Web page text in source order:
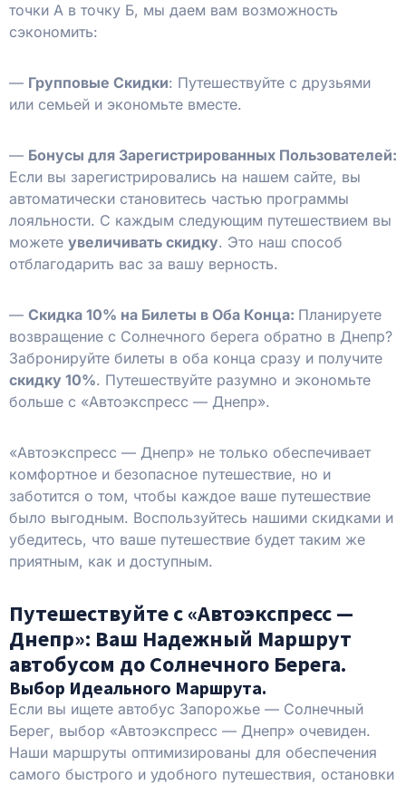
точки А в точку Б, мы даем вам возможность
сэкономить:
— Групповые Скидки: Путешествуйте с друзьями
или семьей и экономьте вместе.
— Бонусы для Зарегистрированных Пользователей:
Если вы зарегистрировались на нашем сайте, вы
автоматически становитесь частью программы
лояльности. С каждым следующим путешествием вы
можете увеличивать скидку. Это наш способ
отблагодарить вас за вашу верность.
— Скидка 10% на Билеты в Оба Конца: Планируете
возвращение с Солнечного берега обратно в Днепр?
Забронируйте билеты в оба конца сразу и получите
скидку 10%. Путешествуйте разумно и экономьте
больше с «Автоэкспресс — Днепр».
«Автоэкспресс — Днепр» не только обеспечивает
комфортное и безопасное путешествие, но и
заботится о том, чтобы каждое ваше путешествие
было выгодным. Воспользуйтесь нашими скидками и
убедитесь, что ваше путешествие будет таким же
приятным, как и доступным.
Путешествуйте с «Автоэкспресс —
Днепр»: Ваш Надежный Маршрут
автобусом до Солнечного Берега.
Выбор Идеального Маршрута.
Если вы ищете автобус Запорожье — Солнечный
Берег, выбор «Автоэкспресс — Днепр» очевиден.
Наши маршруты оптимизированы для обеспечения
самого быстрого и удобного путешествия, остановки